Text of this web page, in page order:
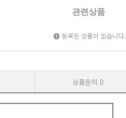
관련상품
등록된 상품이 없습니다.
상품문의 0